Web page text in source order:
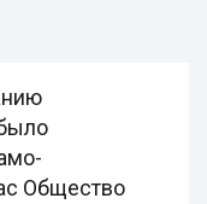
Общество